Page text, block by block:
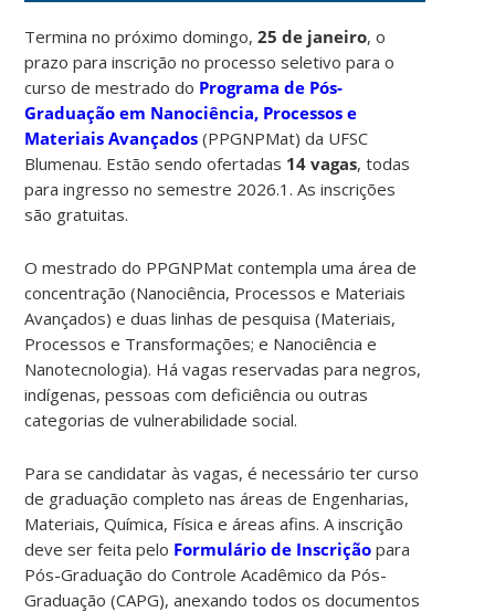
Termina no próximo domingo,25 de janeiro, o
prazo para inscrição no processo seletivo para o
curso de mestrado do Programa de Pós-
Graduação em Nanociência, Processos e
Materiais Avançados (PPGNPMat) da UFSC
Blumenau. Estão sendo ofertadas 14 vagas, todas
para ingresso no semestre 2026.1. As inscrições
são gratuitas.
O mestrado do PPGNPMat contempla uma área de
concentração (Nanociência, Processos e Materiais
Avançados) e duas linhas de pesquisa (Materiais,
Processos e Transformações; e Nanociência e
Nanotecnologia). Há vagas reservadas para negros,
indígenas, pessoas com deficiência ou outras
categorias de vulnerabilidade social.
Para se candidatar às vagas, é necessário ter curso
de graduação completo nas áreas de Engenharias,
Materiais, Química, Física e áreas afins. A inscrição
deve ser feita pelo Formulário de Inscrição para
Pós-Graduação do Controle Acadêmico da Pós-
Graduação (CAPG), anexando todos os documentos